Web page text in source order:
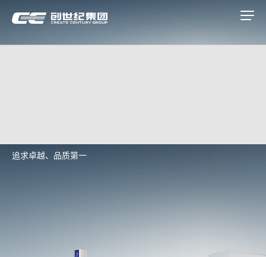
追求卓越、品质第一